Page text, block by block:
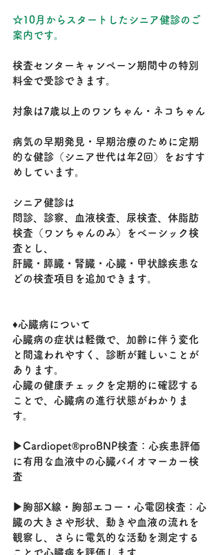
☆10月からスタートしたシニア健診のご
案内です。
検査センターキャンペーン期間中の特別
料金で受診できます。
対象は7歳以上のワンちゃん・ネコちゃん
病気の早期発見・早期治療のために定期
的な健診（シニア世代は年2回）をおすす
めしています。
シニア健診は
問診、診察、血液検査、尿検査、体脂肪
検査（ワンちゃんのみ）をベーシック検
査とし、
肝臓・膵臓・腎臓・心臓・甲状腺疾患な
どの検査項目を追加できます。
♦心臓病について
心臓病の症状は軽微で、加齢に伴う変化
と間違われやすく、診断が難しいことが
あります。
心臓の健康チェックを定期的に確認する
ことで、心臓病の進行状態がわかりま
す。
▶Cardiopet®proBNP検査：心疾患評価
に有用な血液中の心臓バイオマーカー検
査
▶胸部X線・胸部エコー・心電図検査：心
臓の大きさや形状、動きや血液の流れを
観察し、さらに電気的な活動を測定する
ことで心臓病を評価します。